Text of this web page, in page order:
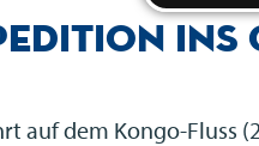
ins
auf dem Kongo-Fluss